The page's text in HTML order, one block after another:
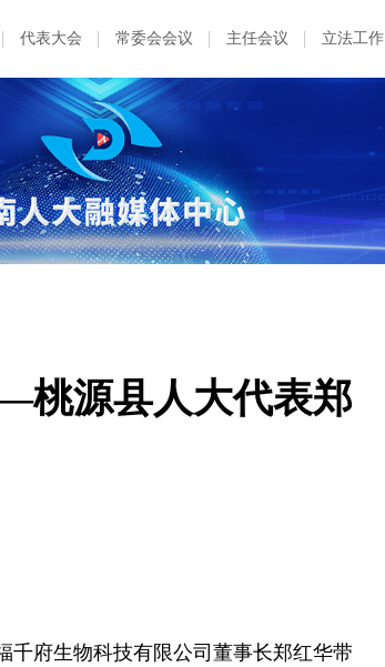
代表大会 常委会会议 主任会议 立法工作
桃源县人大代表郑
府生物科技有限公司董事长郑红华带